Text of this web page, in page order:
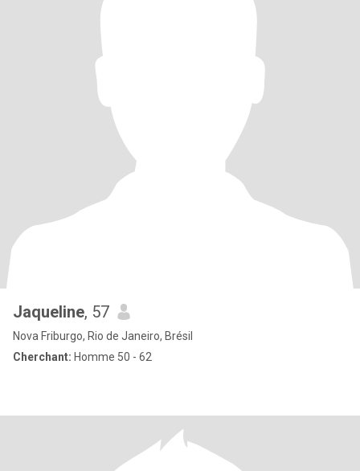
Jaqueline, 57
Nova Friburgo, Rio de Janeiro, Brésil
Cherchant: Homme 50 - 62